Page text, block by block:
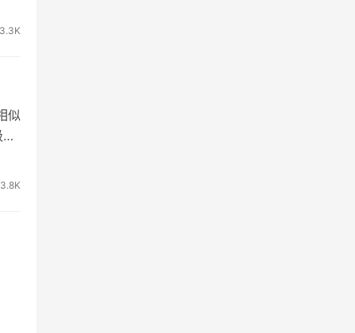
3.3K
似
3.8K